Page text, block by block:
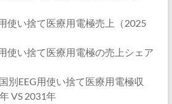
使い捨て医療用電極売上（2025
使い捨て医療用電極の売上シェア
別EEG用使い捨て医療用電極収
VS 2031年